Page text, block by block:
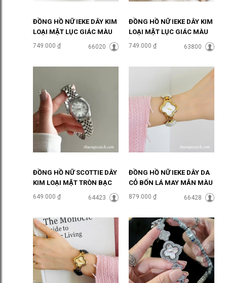
ĐỒNG HỒ NỮ IEKE DÂY KIM
LOẠI MẶT LỤC GIÁC MÀU
XÁM ĐHĐ48502
749.000 ₫ 66020
ĐỒNG HỒ NỮ IEKE DÂY KIM
LOẠI MẶT LỤC GIÁC MÀU
TRẮNG ĐHĐ48501
749.000 ₫ 63800
ĐỒNG HỒ NỮ SCOTTIE DÂY
KIM LOẠI MẶT TRÒN BẠC
SANG CHẢNH ĐHĐ46905
649.000 ₫ 64423
ĐỒNG HỒ NỮ IEKE DÂY DA
CỎ BỐN LÁ MAY MẮN MÀU
TRẮNG ĐHĐ48702
879.000 ₫ 66428